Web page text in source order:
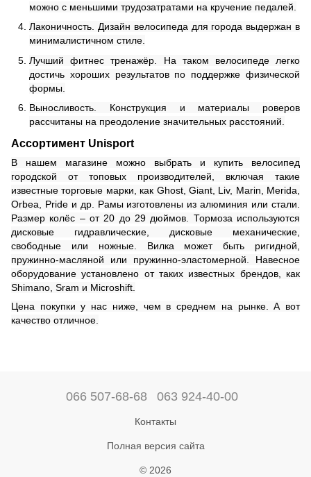
можно с меньшими трудозатратами на кручение педалей.
Лаконичность. Дизайн велосипеда для города выдержан в
минималистичном стиле.
Лучший фитнес тренажёр. На таком велосипеде легко
достичь хороших результатов по поддержке физической
формы.
Выносливость. Конструкция и материалы роверов
рассчитаны на преодоление значительных расстояний.
Ассортимент Unisport
В нашем магазине можно выбрать и купить велосипед
городской от топовых производителей, включая такие
известные торговые марки, как Ghost, Giant, Liv, Marin, Merida,
Orbea, Pride и др. Рамы изготовлены из алюминия или стали.
Размер колёс – от 20 до 29 дюймов. Тормоза используются
дисковые гидравлические, дисковые механические,
свободные или ножные. Вилка может быть ригидной,
пружинно-масляной или пружинно-эластомерной. Навесное
оборудование установлено от таких известных брендов, как
Shimano, Sram и Microshift.
Цена покупки у нас ниже, чем в среднем на рынке. А вот
качество отличное.
066 507-68-68 063 924-40-00
Контакты
Полная версия сайта
© 2026